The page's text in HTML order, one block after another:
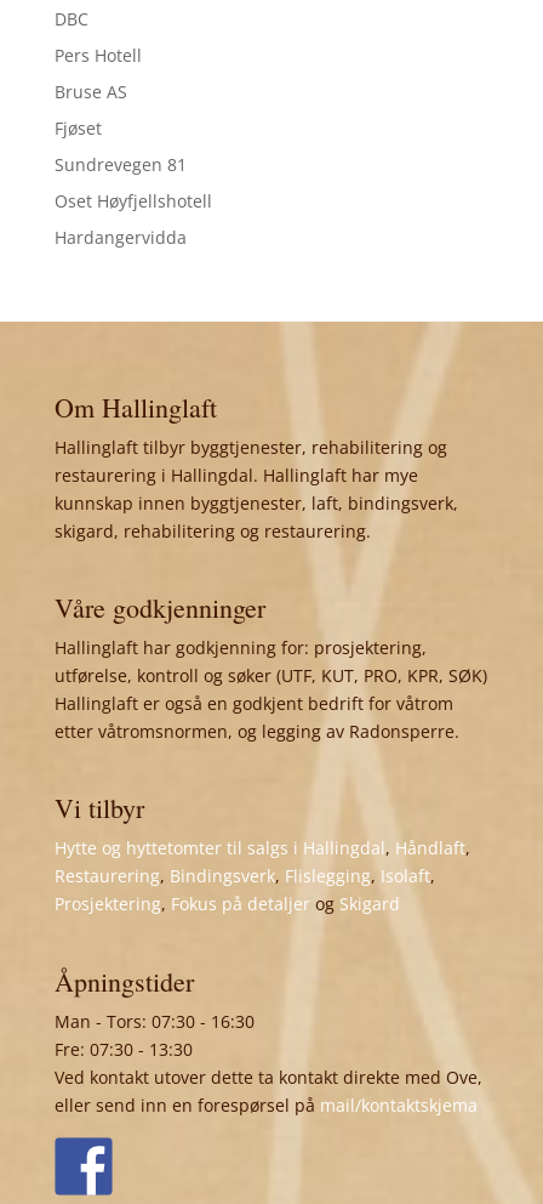
DBC
Pers Hotell
Bruse AS
Fjøset
Sundrevegen 81
Oset Høyfjellshotell
Hardangervidda
Om Hallinglaft
Hallinglaft tilbyr byggtjenester, rehabilitering og
restaurering i Hallingdal. Hallinglaft har mye
kunnskap innen byggtjenester, laft, bindingsverk,
skigard, rehabilitering og restaurering.
Våre godkjenninger
Hallinglaft har godkjenning for: prosjektering,
utførelse, kontroll og søker (UTF, KUT, PRO, KPR, SØK)
Hallinglaft er også en godkjent bedrift for våtrom
etter våtromsnormen, og legging av Radonsperre.
Vi tilbyr
Hytte og hyttetomter til salgs i Hallingdal, Håndlaft,
Restaurering, Bindingsverk, Flislegging, Isolaft,
Prosjektering, Fokus på detaljerog Skigard
Åpningstider
Man - Tors: 07:30 - 16:30
Fre: 07:30 - 13:30
Ved kontakt utover dette ta kontakt direkte med Ove,
eller send inn en forespørsel på mail/kontaktskjema